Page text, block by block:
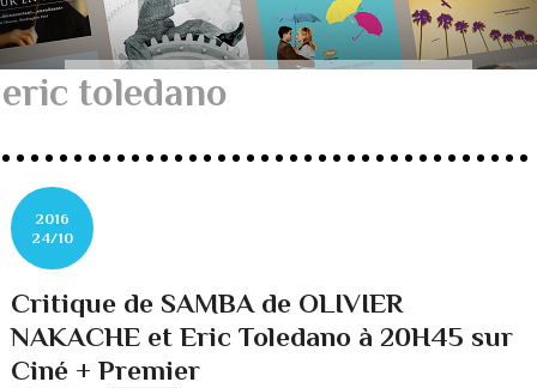
eric toledano
2016
24/10
Critique de SAMBA de OLIVIER
NAKACHE et Eric Toledano à 20H45 sur
Ciné + Premier